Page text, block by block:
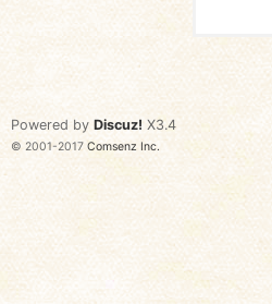
Powered by Discuz! X3.4
© 2001-2017 Comsenz Inc.